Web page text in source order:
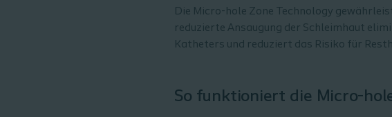
Die Micro-hole Zone Technology
reduzierte Ansaugung der Schleimhaut
Katheters und reduziert das Risiko für
So funktioniert die Micro-